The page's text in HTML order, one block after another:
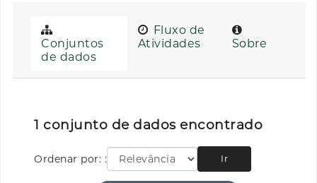
Conjuntos
de dados
Fluxo de
Atividades
Sobre
1 conjunto de dados encontrado
Ordenar por: Ir